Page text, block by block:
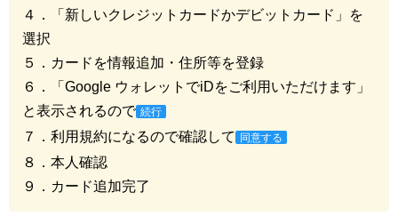
４．「新しいクレジットカードかデビットカード」を
選択
５．カードを情報追加・住所等を登録
６．「Google ウォレットでiDをご利用いただけます」
と表示されるので 続行
７．利用規約になるので確認して 同意する
８．本人確認
９．カード追加完了